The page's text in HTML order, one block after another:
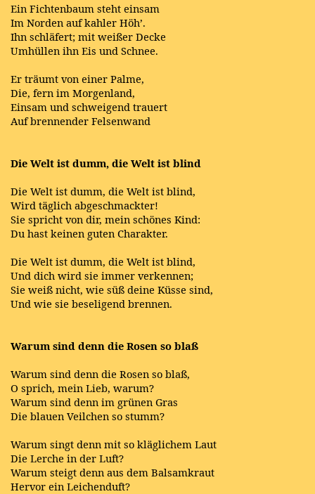
Ein Fichtenbaum steht einsam
Im Norden auf kahler Höh’.
Ihn schläfert; mit weißer Decke
Umhüllen ihn Eis und Schnee.
Er träumt von einer Palme,
Die, fern im Morgenland,
Einsam und schweigend trauert
Auf brennender Felsenwand
Die Welt ist dumm, die Welt ist blind
Die Welt ist dumm, die Welt ist blind,
Wird täglich abgeschmackter!
Sie spricht von dir, mein schönes Kind:
Du hast keinen guten Charakter.
Die Welt ist dumm, die Welt ist blind,
Und dich wird sie immer verkennen;
Sie weiß nicht, wie süß deine Küsse sind,
Und wie sie beseligend brennen.
Warum sind denn die Rosen so blaß
Warum sind denn die Rosen so blaß,
O sprich, mein Lieb, warum?
Warum sind denn im grünen Gras
Die blauen Veilchen so stumm?
Warum singt denn mit so kläglichem Laut
Die Lerche in der Luft?
Warum steigt denn aus dem Balsamkraut
Hervor ein Leichenduft?